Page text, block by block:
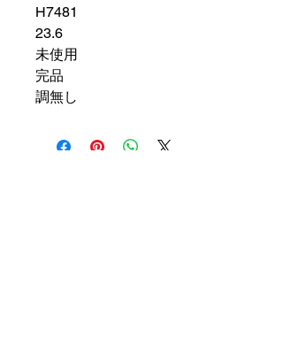
H7481
23.6
未使用
完品
調無し